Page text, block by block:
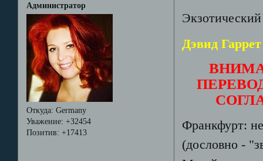
Администратор
Откуда: Germany
Уважение: +32454
Позитив: +17413
Дэвид
Франкфурт:
(дословно -